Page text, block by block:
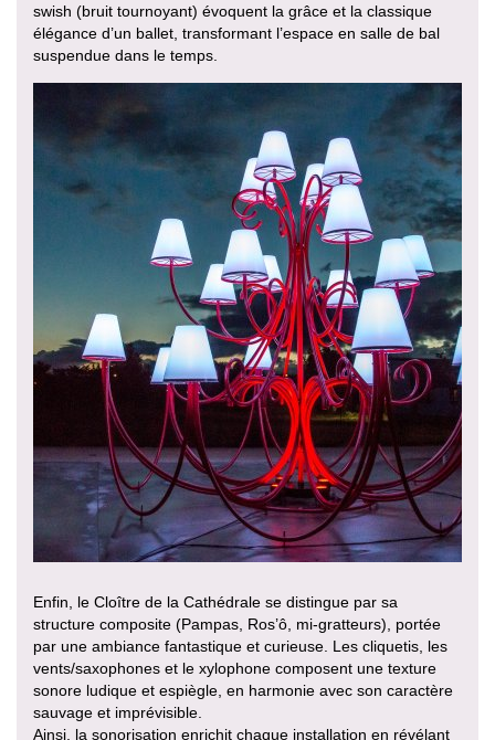
swish (bruit tournoyant) évoquent la grâce et la classique
élégance d’un ballet, transformant l’espace en salle de bal
suspendue dans le temps.
Enfin, le Cloître de la Cathédrale se distingue par sa
structure composite (Pampas, Ros’ô, mi-gratteurs), portée
par une ambiance fantastique et curieuse. Les cliquetis, les
vents/saxophones et le xylophone composent une texture
sonore ludique et espiègle, en harmonie avec son caractère
sauvage et imprévisible.
Ainsi, la sonorisation enrichit chaque installation en révélant